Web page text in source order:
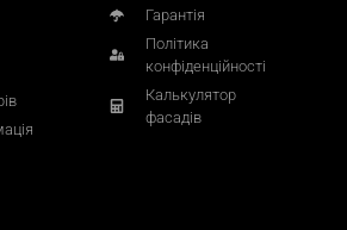
Гарантія
Політика
конфіденційності
Калькулятор
фасадів